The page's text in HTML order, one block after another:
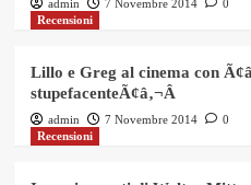
admin 7 Novembre 2014
0
Recensioni
Lillo e Greg al cinema con
stupefacenteÃ¢â‚¬Â
admin 7 Novembre 2014
0
Recensioni